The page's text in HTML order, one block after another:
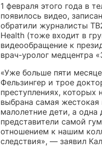
1 февраля этого года в
появилось видео,
обратили журналисты
Health (тоже входит в
видеообращение к
врач-уролог медцентра
«Уже больше пяти
Фельзингер и трое
преступлениях,
выбрана самая
малолетние дети, а
представители самой
отношением к нашим
следствия», — заявил